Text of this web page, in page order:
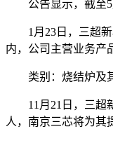
公告显示，截至5月
1月23日，三超新材
内，公司主营业务产
类别：烧结炉及其
11月21日，三超新
人，南京三芯将为其